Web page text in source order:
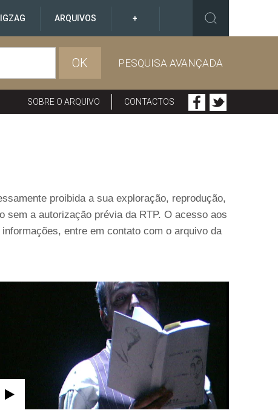
ARQUIVOS +
OK PESQUISA AVANÇADA
SOBRE O ARQUIVO CONTACTOS
proibida a sua exploração, reprodução,
a autorização prévia da RTP. O acesso aos
entre em contato com o arquivo da